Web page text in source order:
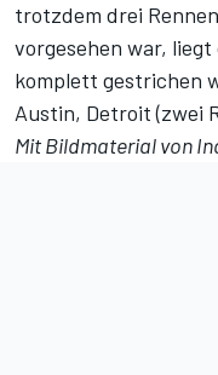
trotzdem drei
vorgesehen war,
komplett gestrichen
Austin, Detroit (zwei
Mit Bildmaterial von